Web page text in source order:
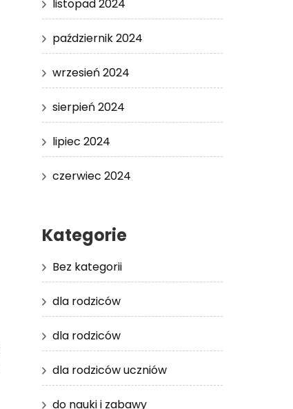
listopad 2024
październik 2024
wrzesień 2024
sierpień 2024
lipiec 2024
czerwiec 2024
Kategorie
Bez kategorii
dla rodziców
dla rodziców
dla rodziców uczniów
do nauki i zabawy